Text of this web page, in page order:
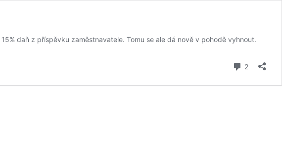
daň z příspěvku zaměstnavatele. Tomu se ale dá nově v pohodě vyhnout.
2komentáře